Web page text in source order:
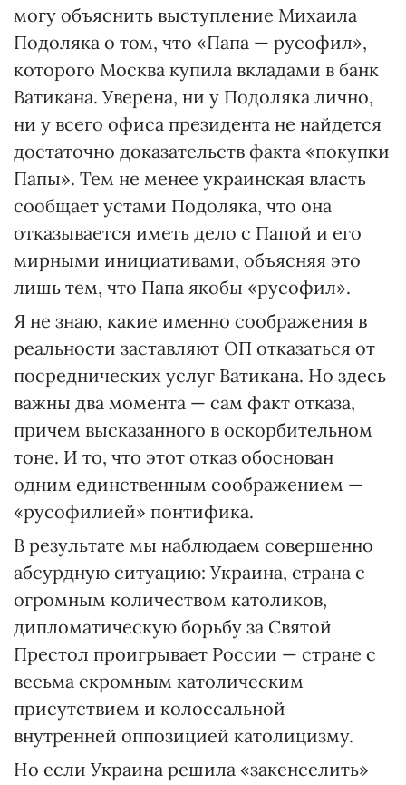
могу объяснить выступление Михаила
Подоляка о том, что «Папа — русофил»,
которого Москва купила вкладами в банк
Ватикана. Уверена, ни у Подоляка лично,
ни у всего офиса президента не найдется
достаточно доказательств факта «покупки
Папы». Тем не менее украинская власть
сообщает устами Подоляка, что она
отказывается иметь дело с Папой и его
мирными инициативами, объясняя это
лишь тем, что Папа якобы «русофил».
Я не знаю, какие именно соображения в
реальности заставляют ОП отказаться от
посреднических услуг Ватикана. Но здесь
важны два момента — сам факт отказа,
причем высказанного в оскорбительном
тоне. И то, что этот отказ обоснован
одним единственным соображением —
«русофилией» понтифика.
В результате мы наблюдаем совершенно
абсурдную ситуацию: Украина, страна с
огромным количеством католиков,
дипломатическую борьбу за Святой
Престол проигрывает России — стране с
весьма скромным католическим
присутствием и колоссальной
внутренней оппозицией католицизму.
Но если Украина решила «закенселить»